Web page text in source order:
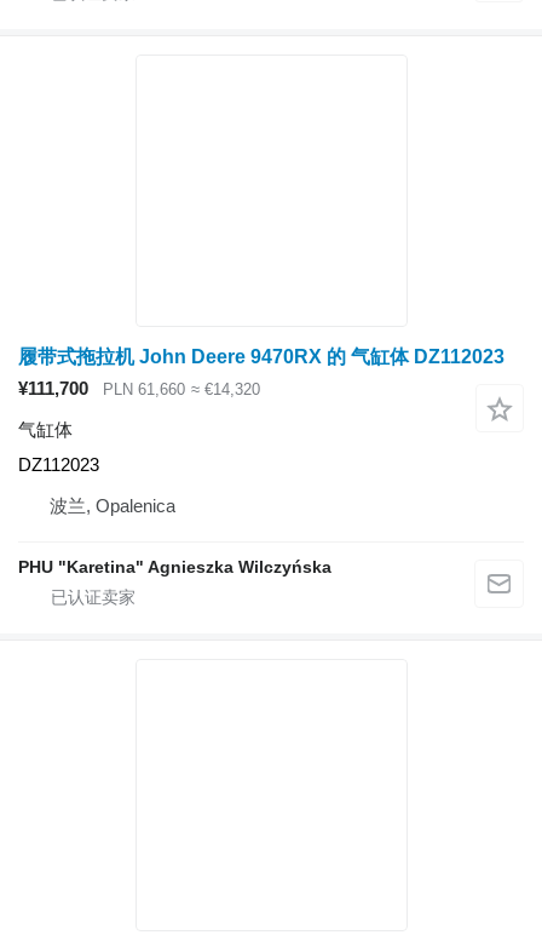
履带式拖拉机 John Deere 9470RX 的 气缸体 DZ112023
¥111,700
PLN 61,660 ≈ €14,320
气缸体
DZ112023
波兰, Opalenica
PHU "Karetina" Agnieszka Wilczyńska